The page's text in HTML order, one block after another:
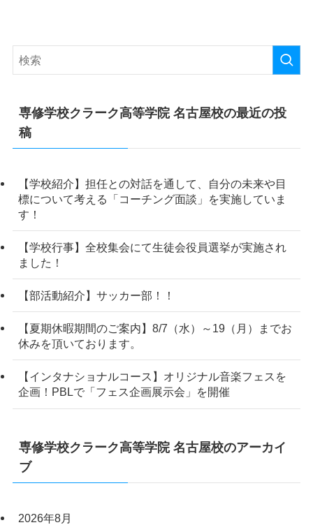
専修学校クラーク高等学院 名古屋校の最近の投
稿
【学校紹介】担任との対話を通して、自分の未来や目
標について考える「コーチング面談」を実施していま
す！
【学校行事】全校集会にて生徒会役員選挙が実施され
ました！
【部活動紹介】サッカー部！！
【夏期休暇期間のご案内】8/7（水）～19（月）までお
休みを頂いております。
【インタナショナルコース】オリジナル音楽フェスを
企画！PBLで「フェス企画展示会」を開催
専修学校クラーク高等学院 名古屋校のアーカイ
ブ
2026年8月